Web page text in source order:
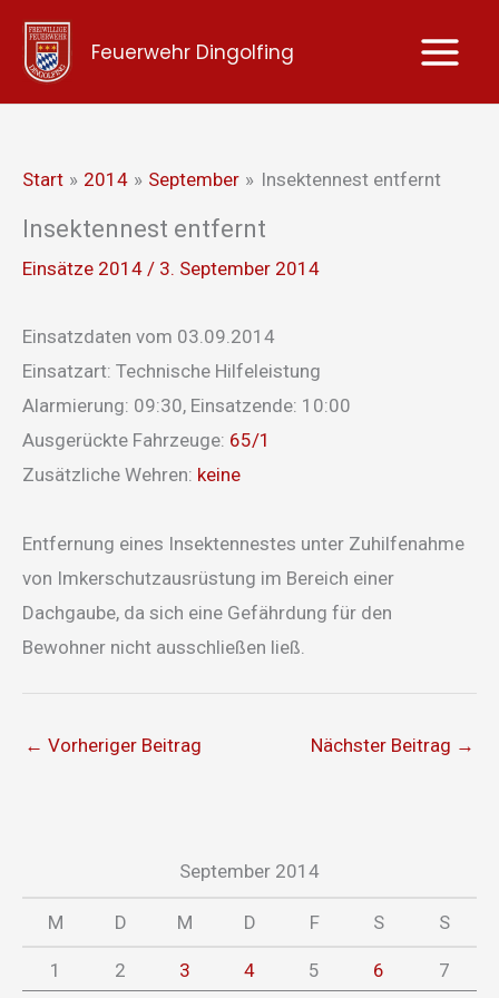
Zum
Inhalt
springen
Feuerwehr Dingolfing
Start 2014 September Insektennest entfernt
Insektennest entfernt
Einsätze 2014 / 3. September 2014
Einsatzdaten vom 03.09.2014
Einsatzart: Technische Hilfeleistung
Alarmierung: 09:30, Einsatzende: 10:00
Ausgerückte Fahrzeuge: 65/1
Zusätzliche Wehren: keine
Entfernung eines Insektennestes unter Zuhilfenahme
von Imkerschutzausrüstung im Bereich einer
Dachgaube, da sich eine Gefährdung für den
Bewohner nicht ausschließen ließ.
← Vorheriger Beitrag Nächster Beitrag →
September 2014
M D M D F S S
1 2 3 4 5 6
7